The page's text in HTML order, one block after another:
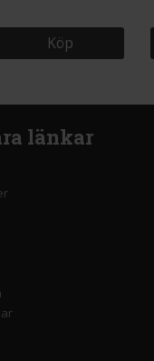
Köp
länkar